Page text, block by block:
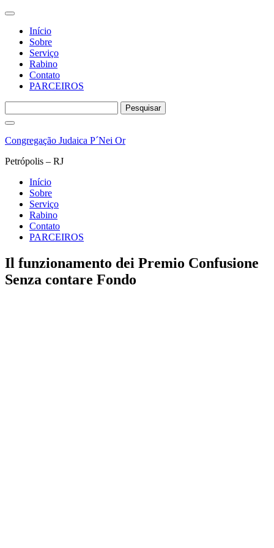
Início
Sobre
Serviço
Rabino
Contato
PARCEIROS
por:
Pular
o
Congregação Judaica P´Nei Or
Petrópolis – RJ
Início
Sobre
Serviço
Rabino
Contato
PARCEIROS
Il funzionamento dei Premio Confusione
Senza contare Fondo